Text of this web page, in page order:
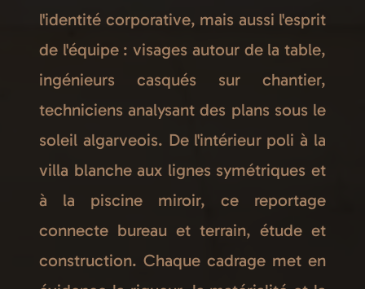
l'identité corporative, mais aussi l'esprit
de l'équipe : visages autour de la table,
ingénieurs casqués sur chantier,
techniciens analysant des plans sous le
soleil algarveois. De l'intérieur poli à la
villa blanche aux lignes symétriques et
à la piscine miroir, ce reportage
connecte bureau et terrain, étude et
construction. Chaque cadrage met en